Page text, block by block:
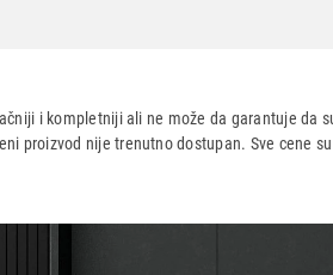
i kompletniji ali ne može da garantuje da
proizvod nije trenutno dostupan. Sve cene